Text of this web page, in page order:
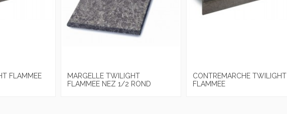
FLAMMEE
MARGELLE TWILIGHT
FLAMMEE NEZ 1/2 ROND
CONTREMARCHE TWILIGHT
FLAMMEE